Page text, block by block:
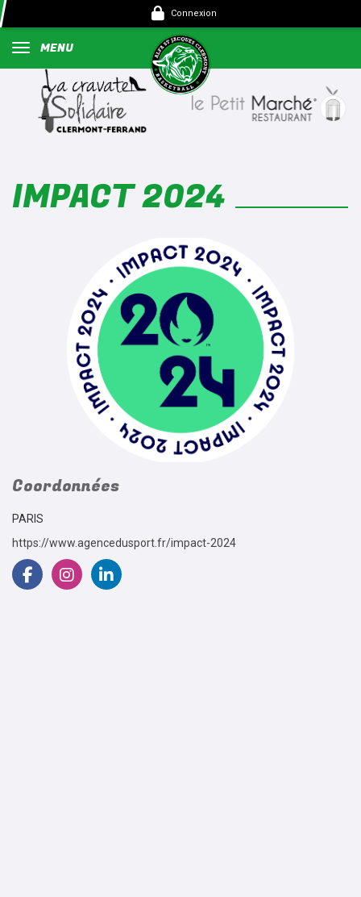
Connexion
MENU
IMPACT 2024
Coordonnées
PARIS
https://www.agencedusport.fr/impact-2024
Panneau de gestion des cookies